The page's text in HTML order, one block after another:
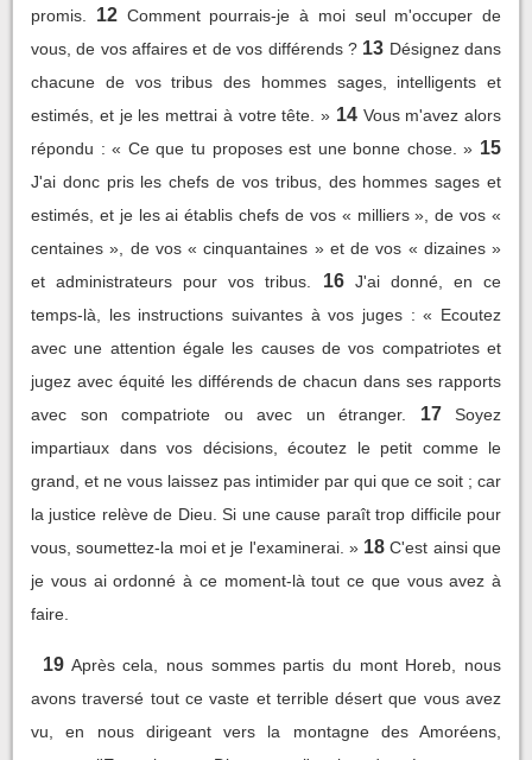
promis.
12 Comment pourrais-je à moi seul m'occuper de
vous, de vos affaires et de vos différends ? 13 Désignez dans
chacune de vos tribus des hommes sages, intelligents et
estimés, et je les mettrai à votre tête. » 14 Vous m'avez alors
répondu : « Ce que tu proposes est une bonne chose. » 15
J'ai donc pris les chefs de vos tribus, des hommes sages et
estimés, et je les ai établis chefs de vos « milliers », de vos «
centaines », de vos « cinquantaines » et de vos « dizaines »
et administrateurs pour vos tribus.
16 J'ai donné, en ce
temps-là, les instructions suivantes à vos juges : « Ecoutez
avec une attention égale les causes de vos compatriotes et
jugez avec équité les différends de chacun dans ses rapports
avec son compatriote ou avec un étranger.
17
Soyez
impartiaux dans vos décisions, écoutez le petit comme le
grand, et ne vous laissez pas intimider par qui que ce soit ; car
la justice relève de Dieu. Si une cause paraît trop difficile pour
vous, soumettez-la moi et je l'examinerai. » 18 C'est ainsi que
je vous ai ordonné à ce moment-là tout ce que vous avez à
faire.
19 Après cela, nous sommes partis du mont Horeb, nous
avons traversé tout ce vaste et terrible désert que vous avez
vu, en nous dirigeant vers la montagne des Amoréens,